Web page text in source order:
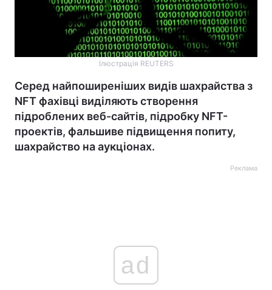
Ілюстрація REUTERS
Серед найпоширеніших видів шахрайства з
NFT фахівці виділяють створення
підроблених веб-сайтів, підробку NFT-
проектів, фальшиве підвищення попиту,
шахрайство на аукціонах.
Реклама
ad